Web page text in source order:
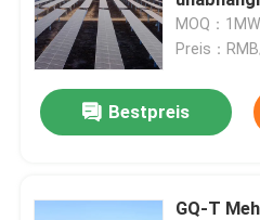
MOQ：
Preis：
Bestpreis
GQ-T